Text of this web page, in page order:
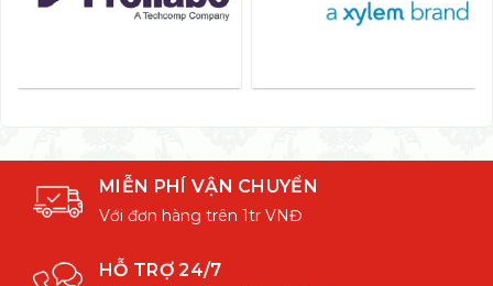
MIỄN PHÍ VẬN CHUYỂN
Với đơn hàng trên 1tr VNĐ
HỖ TRỢ 24/7